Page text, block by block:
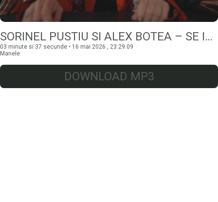
SORINEL PUSTIU SI ALEX BOTEA – SE INVARTE CA CD-UL
03 minute si 37 secunde • 16 mai 2026 , 23:29:09
Manele
DOWNLOAD MP3